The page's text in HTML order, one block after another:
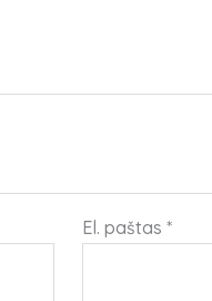
El. paštas *